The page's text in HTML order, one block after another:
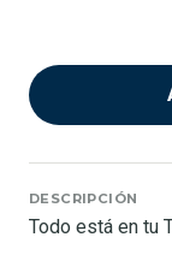
DESCRIPCIÓN
Todo está en tu